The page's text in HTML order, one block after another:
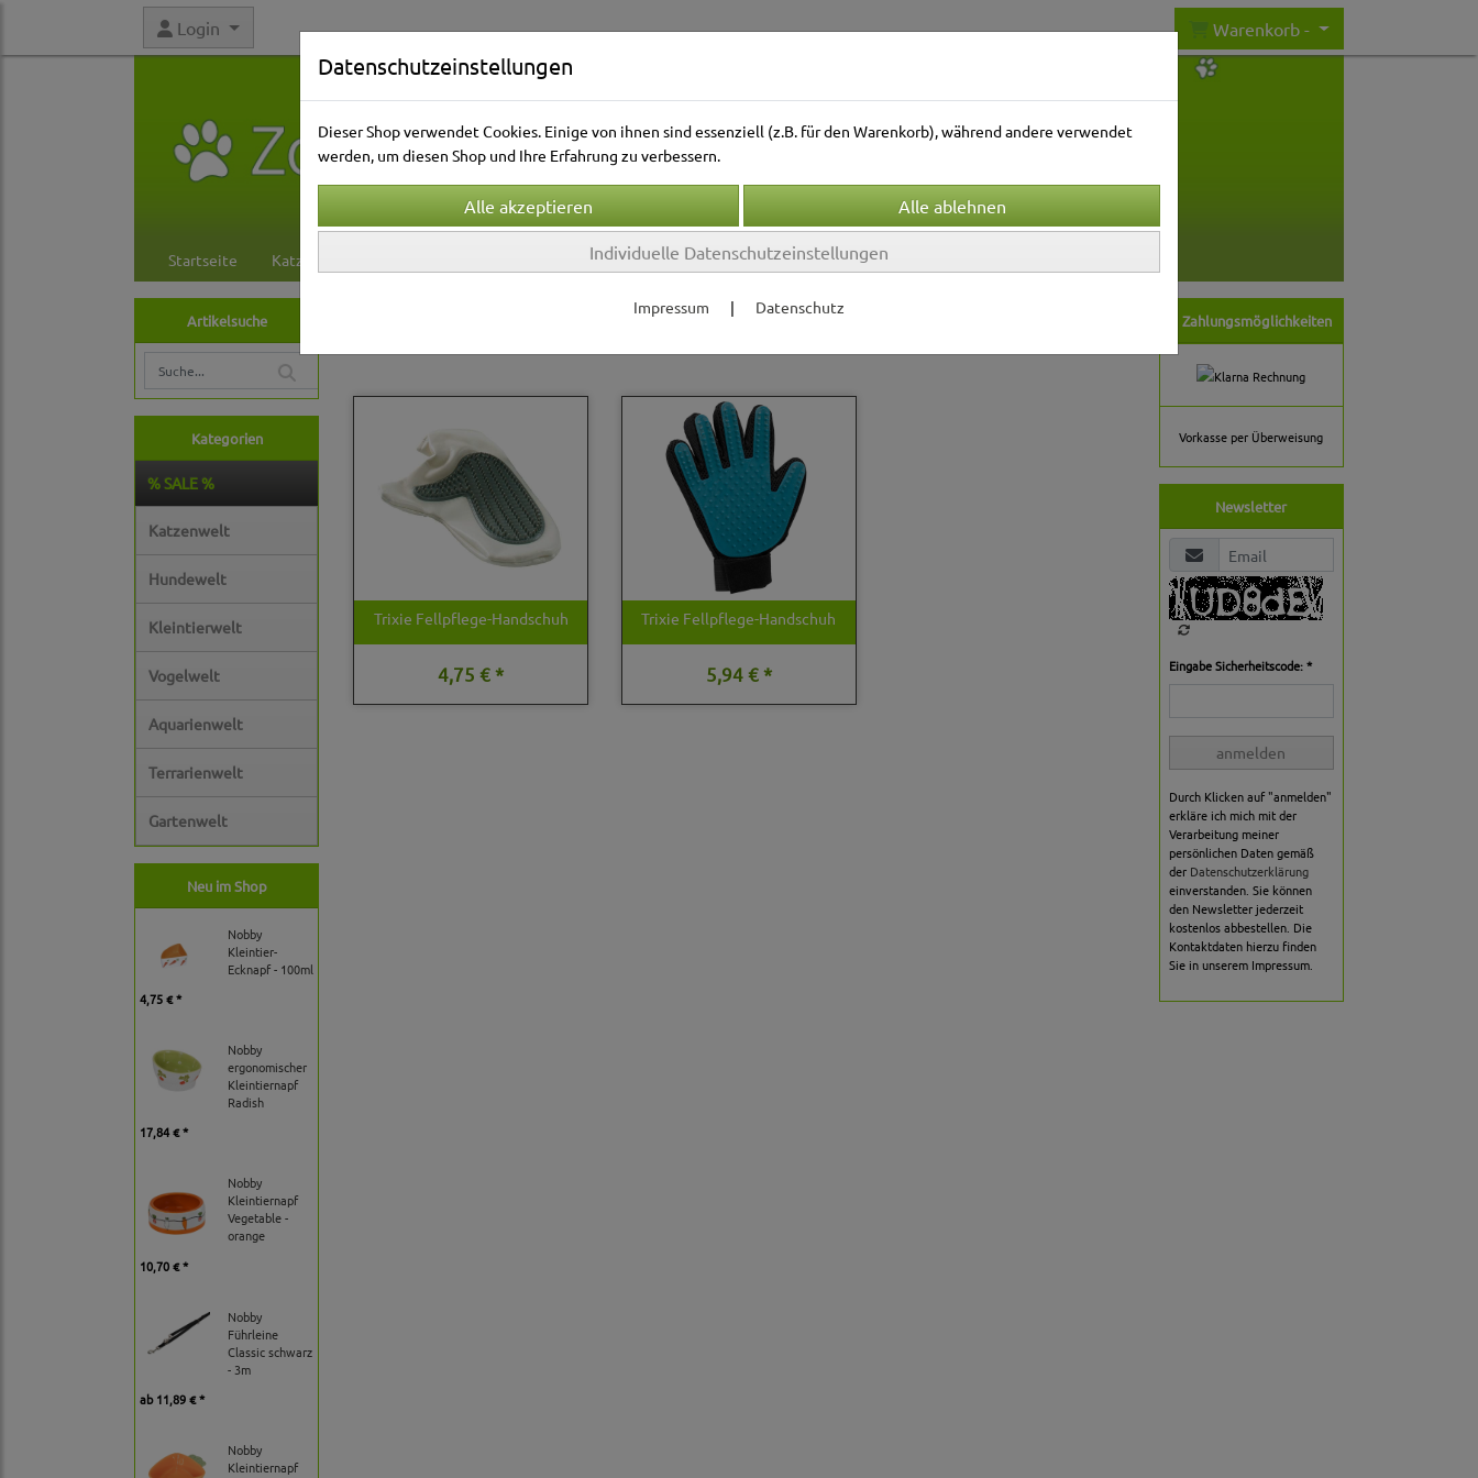
Login Warenkorb -
Startseite Katzenwelt Kleintierwelt Vogelwelt Aquarienwelt
Artikelsuche
Kategorien
% SALE %
Katzenwelt
Hundewelt
Kleintierwelt
Vogelwelt
Aquarienwelt
Terrarienwelt
Gartenwelt
Neu im Shop
Nobby
Kleintier-
Ecknapf - 100ml
4,75 € *
Nobby
ergonomischer
Kleintiernapf
Radish
17,84 € *
Nobby
Kleintiernapf
Vegetable -
orange
10,70 € *
Nobby
Führleine
Classic schwarz
- 3m
ab11,89 € *
Nobby
Kleintiernapf
Trixie Fellpflege-Handschuh
4,75 € *
Trixie Fellpflege-Handschuh
5,94 € *
Zahlungsmöglichkeiten
Vorkasse per Überweisung
Newsletter
Eingabe Sicherheitscode: *
anmelden
Durch Klicken auf "anmelden"
erkläre ich mich mit der
Verarbeitung meiner
persönlichen Daten gemäß
der Datenschutzerklärung
einverstanden. Sie können
den Newsletter jederzeit
kostenlos abbestellen. Die
Kontaktdaten hierzu finden
Sie in unserem Impressum.
Datenschutzeinstellungen
Dieser Shop verwendet Cookies. Einige von ihnen sind essenziell (z.B. für den Warenkorb), während andere verwendet
werden, um diesen Shop und Ihre Erfahrung zu verbessern.
Individuelle Datenschutzeinstellungen
Impressum | Datenschutz